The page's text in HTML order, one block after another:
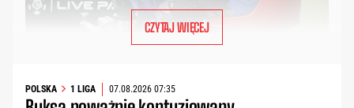
CZYTAJ WIĘCEJ
POLSKA 1 LIGA 07.08.2026 07:35